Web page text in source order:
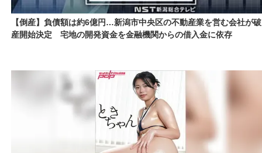
【倒産】負債額は約6億円…新潟市中央区の不動産業を営む会社が破
産開始決定 宅地の開発資金を金融機関からの借入金に依存